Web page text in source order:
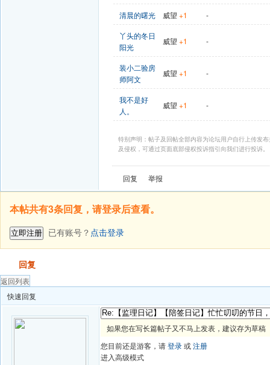
清晨的曙光 威望 +1
-
丫头的冬日
阳光
威望 +1 -
装小二验房
师阿文
威望 +1 -
我不是好
人。
威望 +1 -
特别声明：帖子及回帖全部内容为论坛用户自行上传发
及侵权，可通过页面底部侵权投诉指引向我们进行投诉。
回复 举报
本帖共有3条回复，请登录后查看。
立即注册 已有账号？ 点击登录
回复
返回列表
快速回复
如果您在写长篇帖子又不马上发表，建议存为草稿
您目前还是游客，请登录或注册
进入高级模式